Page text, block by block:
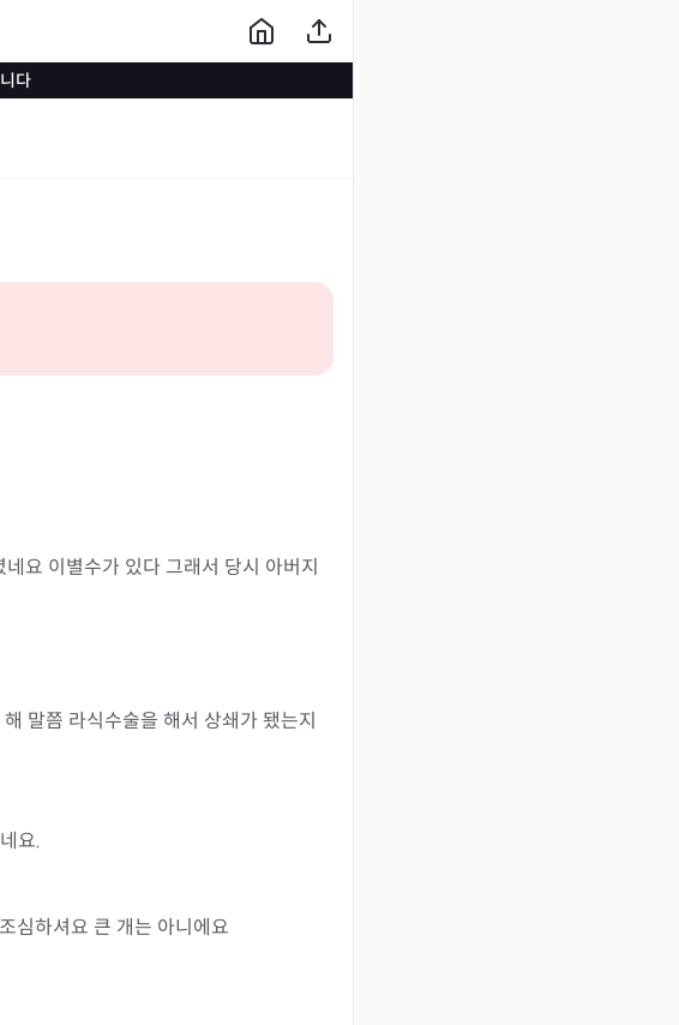
다
요 이별수가 있다 그래서 당시 아버지
말쯤 라식수술을 해서 상쇄가 됐는지
요.
심하셔요 큰 개는 아니에요